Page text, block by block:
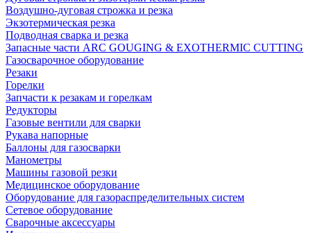
Воздушно-дуговая строжка и резка
Экзотермическая резка
Подводная сварка и резка
Запасные части ARC GOUGING & EXOTHERMIC CUTTING
Газосварочное оборудование
Резаки
Горелки
Запчасти к резакам и горелкам
Редукторы
Газовые вентили для сварки
Рукава напорные
Баллоны для газосварки
Манометры
Машины газовой резки
Медицинское оборудование
Оборудование для газораспределительных систем
Сетевое оборудование
Сварочные аксессуары